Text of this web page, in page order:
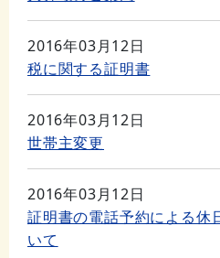
2016年03月12日
税に関する証明書
2016年03月12日
世帯主変更
2016年03月12日
証明書の電話予約による休
いて